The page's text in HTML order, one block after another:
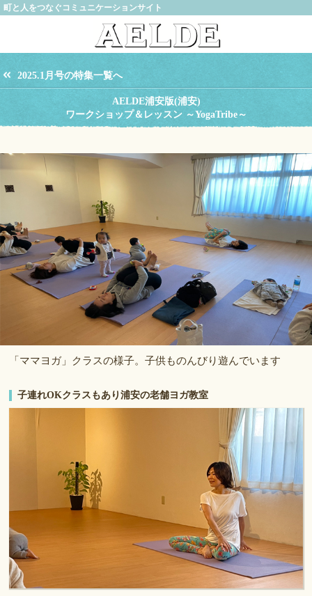
町と人をつなぐコミュニケーションサイト
2025.1月号の特集一覧へ
AELDE浦安版(浦安)
ワークショップ＆レッスン ～YogaTribe～
「ママヨガ」クラスの様子。子供ものんびり遊んでいます
子連れOKクラスもあり浦安の老舗ヨガ教室